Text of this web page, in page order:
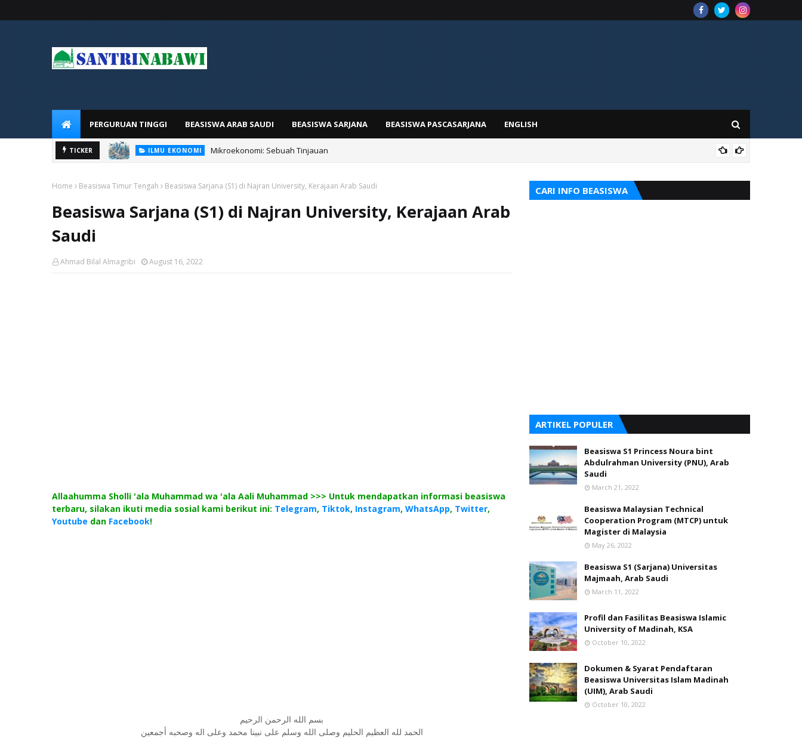
PERGURUAN TINGGI BEASISWA ARAB SAUDI BEASISWA SARJANA BEASISWA PASCASARJANA ENGLISH
TICKER ILMU EKONOMI Mikroekonomi: Sebuah Tinjauan
Home Beasiswa Timur Tengah Beasiswa Sarjana (S1) di Najran University, Kerajaan Arab Saudi
Beasiswa Sarjana (S1) di Najran University, Kerajaan Arab
Saudi
Ahmad Bilal Almagribi August 16, 2022
Allaahumma Sholli 'ala Muhammad wa 'ala Aali Muhammad >>> Untuk mendapatkan informasi beasiswa
terbaru, silakan ikuti media sosial kami berikut ini: Telegram, Tiktok, Instagram, WhatsApp, Twitter,
Youtube dan Facebook!
بسم الله الرحمن الرحيم
الحمد لله العظيم الحليم وصلى الله وسلم على نبينا محمد وعلى اله وصحبه أجمعين
CARI INFO BEASISWA
ARTIKEL POPULER
Beasiswa S1 Princess Noura bint
Abdulrahman University (PNU), Arab
Saudi
March 21, 2022
Beasiswa Malaysian Technical
Cooperation Program (MTCP) untuk
Magister di Malaysia
May 26, 2022
Beasiswa S1 (Sarjana) Universitas
Majmaah, Arab Saudi
March 11, 2022
Profil dan Fasilitas Beasiswa Islamic
University of Madinah, KSA
October 10, 2022
Dokumen & Syarat Pendaftaran
Beasiswa Universitas Islam Madinah
(UIM), Arab Saudi
October 10, 2022